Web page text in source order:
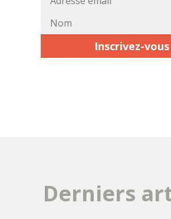
Derniers